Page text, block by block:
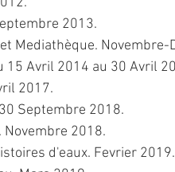
2013.
Mediathèque. Novembre-
15 Avril 2014 au 30 Avril
2017.
Septembre 2018.
Novembre 2018.
d'eaux. Fevrier 2019.